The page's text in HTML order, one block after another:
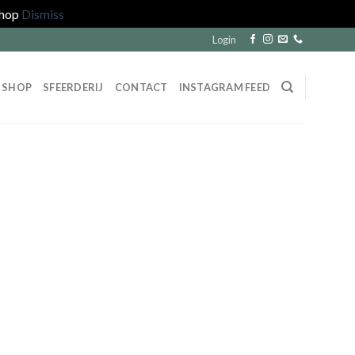
Dismiss
Login
SHOP SFEERDERIJ CONTACT INSTAGRAM FEED